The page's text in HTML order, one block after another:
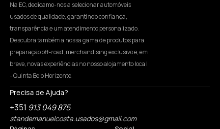
Na EC, dedicamo-nos a selecionar automóveis
usados de qualidade, garantindo confiança,
transparência e um atendimento personalizado.
Descubra também a nossa gama de produtos para
preparação off-road, merchandising exclusivo e, em
breve, novas experiências no nosso alojamento local
- Quinta Belo Horizonte.
Precisa de Ajuda?
+351 913 049 875
standemanuelcosta.usados@gmail.com